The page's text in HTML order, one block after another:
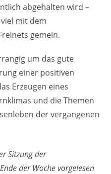
abgehalten wird –
mit dem
gemein.
um das gute
einer positiven
Erzeugen eines
und die Themen
der vergangenen
Sitzung der
der Woche vorgelesen